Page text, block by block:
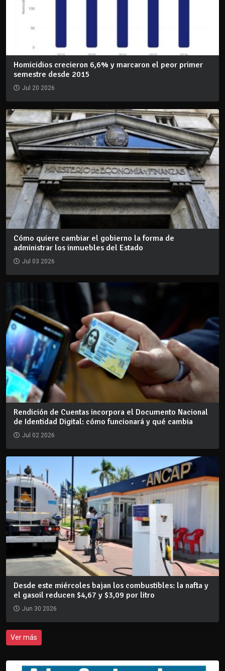
Homicidios crecieron 6,6% y marcaron el peor primer
semestre desde 2015
Jul 20 2026
Cómo quiere cambiar el gobierno la forma de
administrar los inmuebles del Estado
Jul 03 2026
Rendición de Cuentas incorpora el Documento Nacional
de Identidad Digital: cómo funcionará y qué cambia
Jul 02 2026
Desde este miércoles bajan los combustibles: la nafta y
el gasoil reducen $4,67 y $3,09 por litro
Jun 30 2026
Ver más